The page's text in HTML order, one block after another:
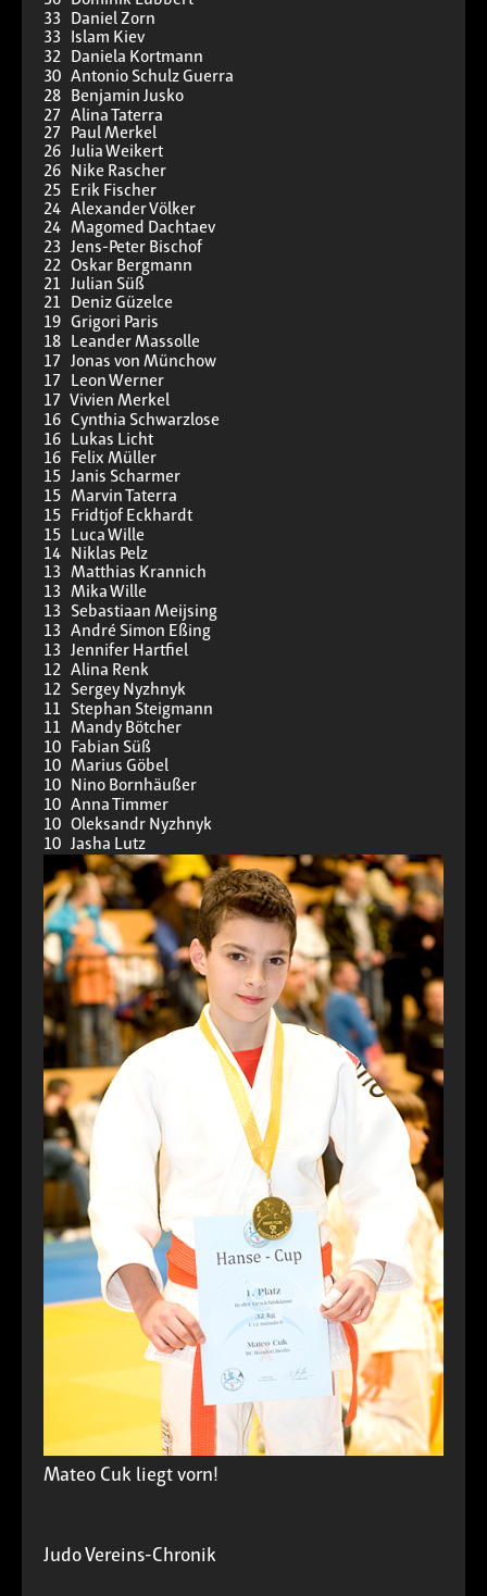
33 Daniel Zorn
33 Islam Kiev
32 Daniela Kortmann
30 Antonio Schulz Guerra
28 Benjamin Jusko
27 Alina Taterra
27 Paul Merkel
26 Julia Weikert
26 Nike Rascher
25 Erik Fischer
24 Alexander Völker
24 Magomed Dachtaev
23 Jens-Peter Bischof
22 Oskar Bergmann
21 Julian Süß
21 Deniz Güzelce
19 Grigori Paris
18 Leander Massolle
17 Jonas von Münchow
17 Leon Werner
17 Vivien Merkel
16 Cynthia Schwarzlose
16 Lukas Licht
16 Felix Müller
15 Janis Scharmer
15 Marvin Taterra
15 Fridtjof Eckhardt
15 Luca Wille
14 Niklas Pelz
13 Matthias Krannich
13 Mika Wille
13 Sebastiaan Meijsing
13 André Simon Eßing
13 Jennifer Hartfiel
12 Alina Renk
12 Sergey Nyzhnyk
11 Stephan Steigmann
11 Mandy Bötcher
10 Fabian Süß
10 Marius Göbel
10 Nino Bornhäußer
10 Anna Timmer
10 Oleksandr Nyzhnyk
10 Jasha Lutz
Mateo Cuk liegt vorn!
JudoVereins-Chronik